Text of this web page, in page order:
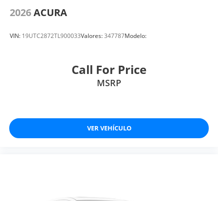
2026ACURA
VIN: 19UTC2872TL900033Valores:347787Modelo:
Call For Price
MSRP
VER VEHÍCULO